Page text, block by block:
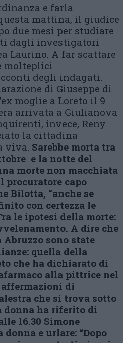
e farla
mattina, il giudice
due mesi per studiare
dagli investigatori
Laurino. A far scattare
molteplici
degli indagati.
di Giuseppe di
moglie a Loreto il 9
arrivata a Giulianova
invece, Reny
la cittadina
viva. Sarebbe morta tra
e la notte del
morte non macchiata
procuratore capo
Bilotta, “anche se
con certezza le
le ipotesi della morte:
A dire che
sono state
quella della
che ha dichiarato di
alla pittrice nel
affermazioni di
che si trova sotto
donna ha riferito di
16.30 Simone
e urlare: “Dopo